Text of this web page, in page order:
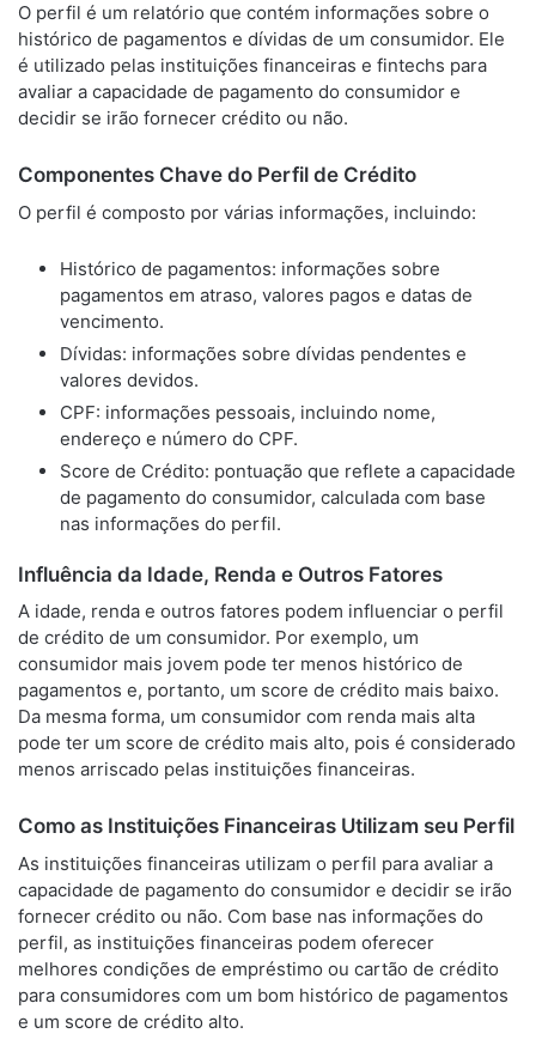
O perfil é um relatório que contém informações sobre o
histórico de pagamentos e dívidas de um consumidor. Ele
é utilizado pelas instituições financeiras e fintechs para
avaliar a capacidade de pagamento do consumidor e
decidir se irão fornecer crédito ou não.
Componentes Chave do Perfil de Crédito
O perfil é composto por várias informações, incluindo:
Histórico de pagamentos: informações sobre
pagamentos em atraso, valores pagos e datas de
vencimento.
Dívidas: informações sobre dívidas pendentes e
valores devidos.
CPF: informações pessoais, incluindo nome,
endereço e número do CPF.
Score de Crédito: pontuação que reflete a capacidade
de pagamento do consumidor, calculada com base
nas informações do perfil.
Influência da Idade, Renda e Outros Fatores
A idade, renda e outros fatores podem influenciar o perfil
de crédito de um consumidor. Por exemplo, um
consumidor mais jovem pode ter menos histórico de
pagamentos e, portanto, um score de crédito mais baixo.
Da mesma forma, um consumidor com renda mais alta
pode ter um score de crédito mais alto, pois é considerado
menos arriscado pelas instituições financeiras.
Como as Instituições Financeiras Utilizam seu Perfil
As instituições financeiras utilizam o perfil para avaliar a
capacidade de pagamento do consumidor e decidir se irão
fornecer crédito ou não. Com base nas informações do
perfil, as instituições financeiras podem oferecer
melhores condições de empréstimo ou cartão de crédito
para consumidores com um bom histórico de pagamentos
e um score de crédito alto.